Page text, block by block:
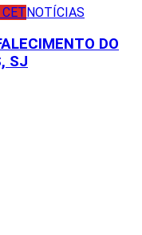
NOTÍCIAS
DO
SJ